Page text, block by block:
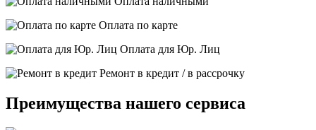
Оплата по карте
Оплата для Юр. Лиц
Ремонт в кредит / в рассрочку
Преимущества нашего сервиса